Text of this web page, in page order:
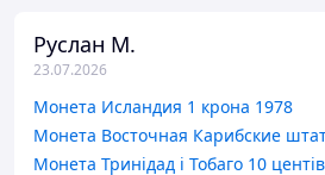
Руслан М.
23.07.2026
Монета Исландия 1 крона 1978